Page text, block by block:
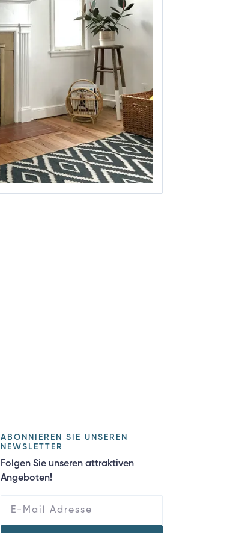
ABONNIEREN SIE UNSEREN
NEWSLETTER
Folgen Sie unseren attraktiven
Angeboten!